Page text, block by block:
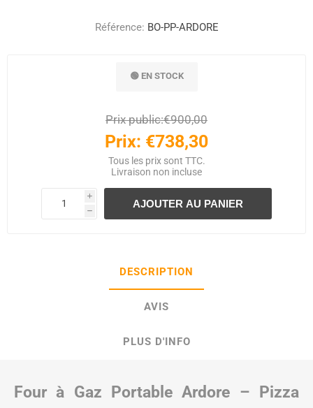
Référence: BO-PP-ARDORE
🟢 EN STOCK
Prix public:€900,00
Prix: €738,30
Tous les prix sont TTC.
Livraison non incluse
i
h
DESCRIPTION
AVIS
PLUS D'INFO
Four à Gaz Portable Ardore – Pizza